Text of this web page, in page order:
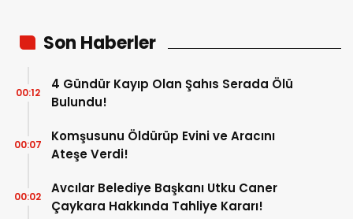
Son Haberler
4 Gündür Kayıp Olan Şahıs Serada Ölü
Bulundu!
00:12
Komşusunu Öldürüp Evini ve Aracını
Ateşe Verdi!
00:07
Avcılar Belediye Başkanı Utku Caner
Çaykara Hakkında Tahliye Kararı!
00:02